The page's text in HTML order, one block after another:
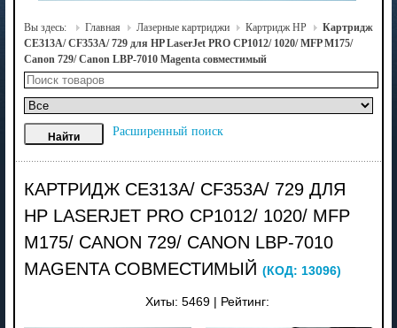
Вы здесь: Главная Лазерные картриджи Картридж HP
Картридж
CE313A/ CF353A/ 729 для HP LaserJet PRO CP1012/ 1020/ MFP M175/
Canon 729/ Canon LBP-7010 Magenta совместимый
Расширенный поиск
КАРТРИДЖ CE313A/ CF353A/ 729 ДЛЯ
HP LASERJET PRO CP1012/ 1020/ MFP
M175/ CANON 729/ CANON LBP-7010
MAGENTA СОВМЕСТИМЫЙ (КОД: 13096)
Хиты: 5469 Рейтинг: